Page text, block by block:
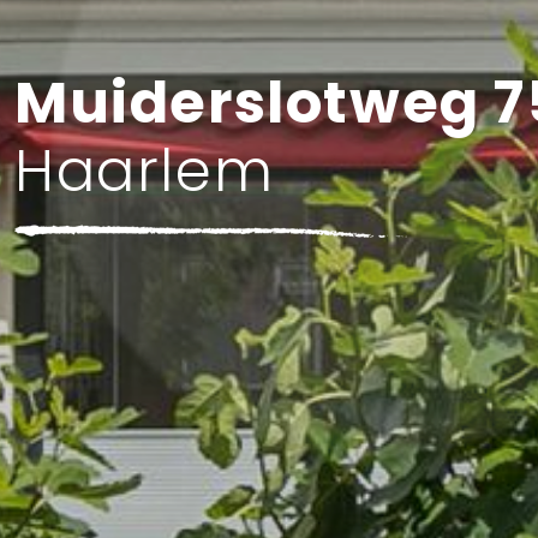
Muiderslotweg
Haarlem